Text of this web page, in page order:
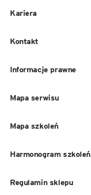
Kariera
Kontakt
Informacje prawne
Mapa serwisu
Mapa szkoleń
Harmonogram szkoleń
Regulamin sklepu